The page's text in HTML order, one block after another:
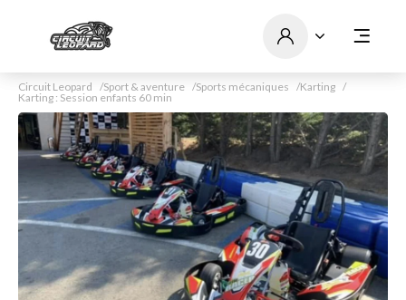
Circuit Leopard Sport & aventure Sports mécaniques
Karting
Karting : Session enfants 60 min